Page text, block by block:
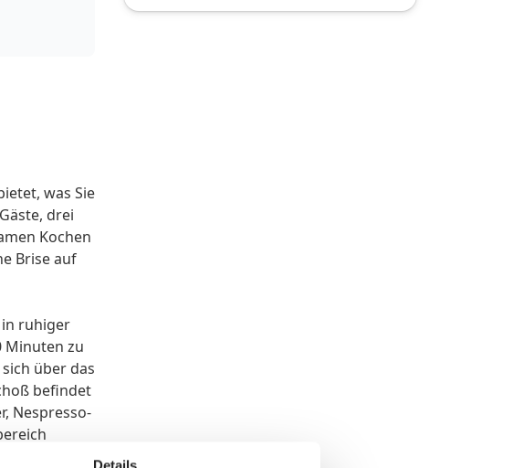
was Sie
drei
Kochen
Brise auf
in ruhiger
Minuten zu
über das
befindet
Nespresso-